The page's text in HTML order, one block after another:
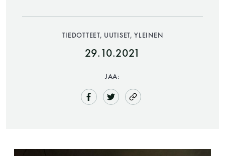
TIEDOTTEET, UUTISET, YLEINEN
29.10.2021
JAA: